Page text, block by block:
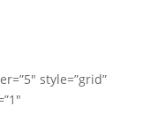
style=”grid”